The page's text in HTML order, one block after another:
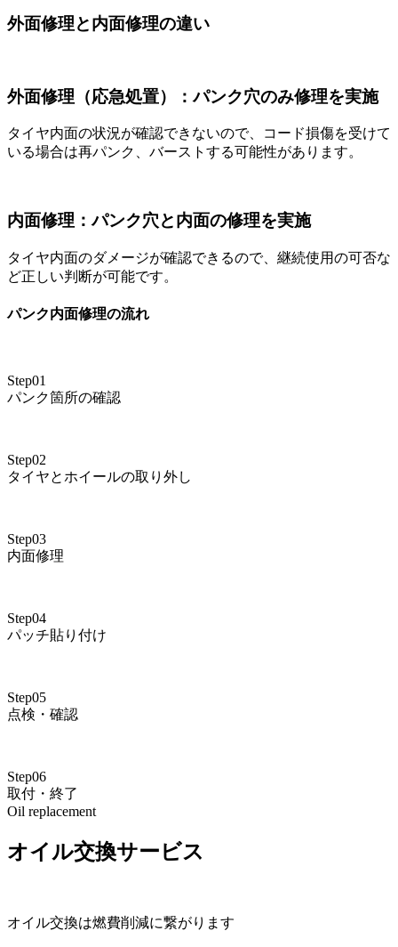
外面修理と内面修理の違い
外面修理（応急処置）：パンク穴のみ修理を実施
タイヤ内面の状況が確認できないので、コード損傷を受けて
いる場合は再パンク、バーストする可能性があります。
内面修理：パンク穴と内面の修理を実施
タイヤ内面のダメージが確認できるので、継続使用の可否な
ど正しい判断が可能です。
パンク内面修理の流れ
Step01
パンク箇所の確認
Step02
タイヤとホイールの取り外し
Step03
内面修理
Step04
パッチ貼り付け
Step05
点検・確認
Step06
取付・終了
Oil replacement
オイル交換サービス
オイル交換は燃費削減に繋がります